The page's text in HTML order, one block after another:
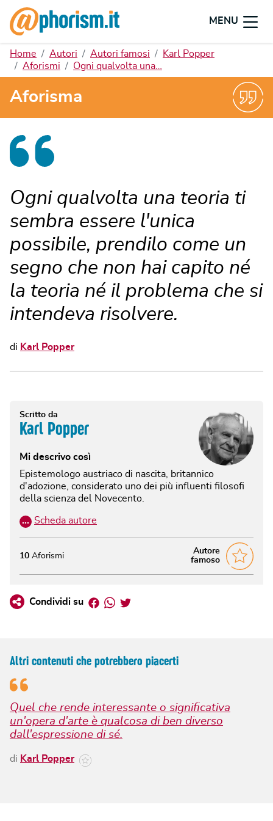
MENU
Home Autori Autori famosi
Karl Popper
Aforismi
Ogni qualvolta una…
Aforisma
Ogni qualvolta una teoria ti
sembra essere l'unica
possibile, prendilo come un
segno che non hai capito né
la teoria né il problema che si
intendeva risolvere.
di Karl Popper
Scritto da
Karl Popper
Mi descrivo così
Epistemologo austriaco di nascita, britannico
d'adozione, considerato uno dei più influenti filosofi
della scienza del Novecento.
… Scheda autore
Autore
famoso
10 Aforismi
Condividi su Facebook
Whatsapp
Twitter
Altri contenuti che potrebbero piacerti
Quel che rende interessante o significativa
un'opera d'arte è qualcosa di ben diverso
dall'espressione di sé.
di Karl Popper